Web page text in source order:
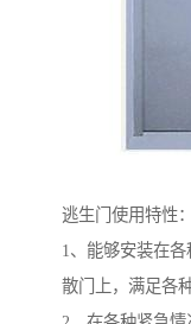
逃生门使用特性：
1、能够安装在
散门上，满足各